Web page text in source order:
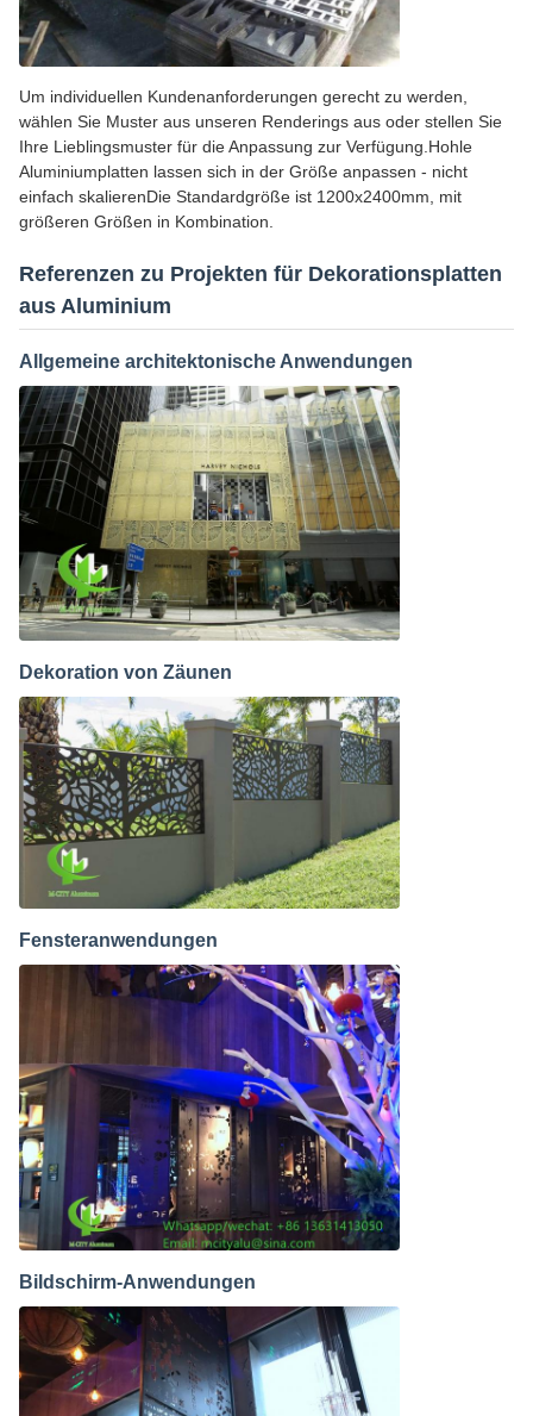
Um individuellen Kundenanforderungen gerecht zu werden,
wählen Sie Muster aus unseren Renderings aus oder stellen Sie
Ihre Lieblingsmuster für die Anpassung zur Verfügung.Hohle
Aluminiumplatten lassen sich in der Größe anpassen - nicht
einfach skalierenDie Standardgröße ist 1200x2400mm, mit
größeren Größen in Kombination.
Referenzen zu Projekten für Dekorationsplatten
aus Aluminium
Allgemeine architektonische Anwendungen
Dekoration von Zäunen
Fensteranwendungen
Bildschirm-Anwendungen